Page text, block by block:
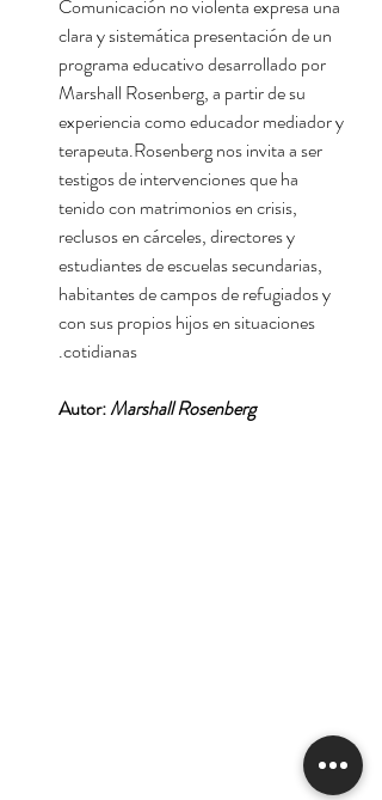
Comunicación no violenta expresa una
clara y sistemática presentación de un
programa educativo desarrollado por
Marshall Rosenberg, a partir de su
experiencia como educador mediador y
terapeuta.Rosenberg nos invita a ser
testigos de intervenciones que ha
tenido con matrimonios en crisis,
reclusos en cárceles, directores y
estudiantes de escuelas secundarias,
habitantes de campos de refugiados y
con sus propios hijos en situaciones
cotidianas.
Autor:Marshall Rosenberg